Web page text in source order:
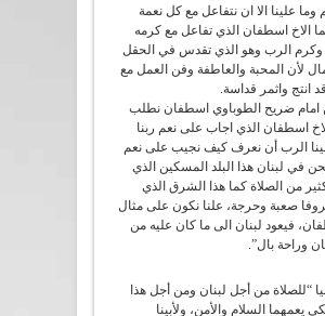
وما علينا الا ان نتفاعل مع كل نعمة
الاخ اسطفان الذي تفاعل مع كرمه
وكرم الرب وهو الذي تقدس في الحقل
لأن المحبة والعاطفة وفن العمل مع
انتج واثمر قداسة.
امام ضريح الطوباوي اسطفان نطلب
اسطفان الذي اجاب على نعم ربنا
الرب أن نعرف كيف نجيب على نعم
في لبنان هذا البلد المسكين الذي
من الصلاة كما هذا الشرق الذي
صعبة وحرجة، علنا نكون على مثال
فيعود لبنان الى ما كان عليه من
وراحة بال”.
“للصلاة من أجل لبنان ومن أجل هذا
يعمهما السلام والأمن، ولأبينا